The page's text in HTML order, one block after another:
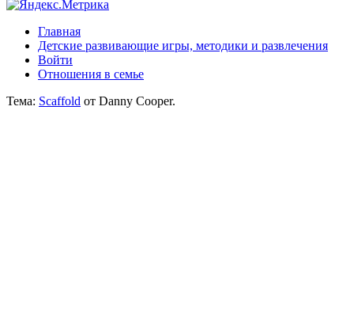
Главная
Детские развивающие игры, методики и развлечения
Войти
Отношения в семье
Тема: Scaffold от Danny Cooper.